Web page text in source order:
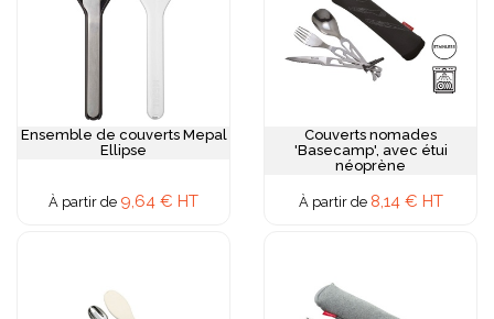
Ensemble de couverts Mepal
Ellipse
À partir de 9,64 € HT
Couverts nomades
'Basecamp', avec étui
néoprène
À partir de 8,14 € HT